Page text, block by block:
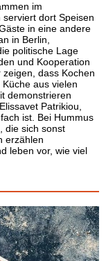
im
dort Speisen
in eine andere
in Berlin,
politische Lage
und Kooperation
dass Kochen
aus vielen
demonstrieren
Patrikiou,
ist. Bei Hummus
die sich sonst
erzählen
leben vor, wie viel